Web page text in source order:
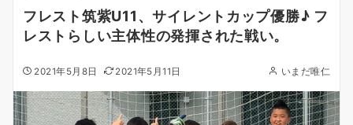
フレスト筑紫U11、サイレントカップ優勝♪ フ
レストらしい主体性の発揮された戦い。
2021年5月8日 2021年5月11日 いまだ唯仁